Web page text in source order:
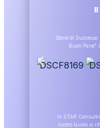
Il
Storie di
Buon Pane"
In STAR
nostro lavoro si